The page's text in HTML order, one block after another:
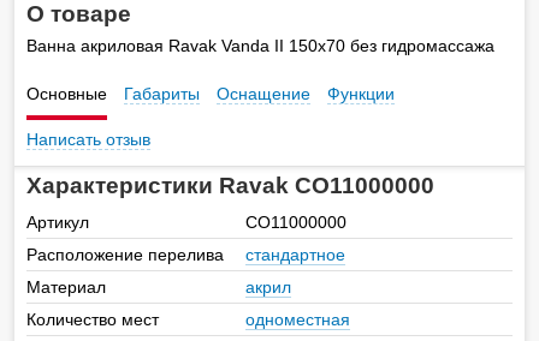
О товаре
Ванна акриловая Ravak Vanda II 150x70 без гидромассажа
Основные Габариты Оснащение Функции
Написать отзыв
Характеристики Ravak CO11000000
Артикул
CO11000000
Расположение перелива
стандартное
Материал
акрил
Количество мест
одноместная